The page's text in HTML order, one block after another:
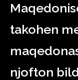
takohen
njofton